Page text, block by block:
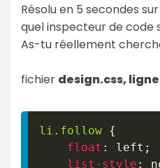
Résolu en 5 secondes
quel inspecteur de code
As-tu réellement
fichier design.css, ligne
li .follow {
float : left ;
list-style :